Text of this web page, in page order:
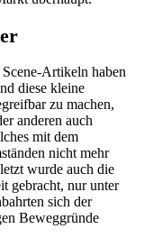
Artikeln haben
diese kleine
zu machen,
anderen auch
mit dem
nicht mehr
wurde auch die
gebracht, nur unter
sich der
Beweggründe